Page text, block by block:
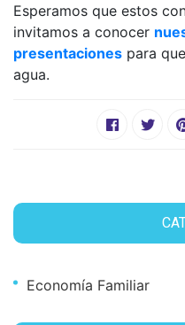
Esperamos que estos
invitamos a conocer
presentaciones para
agua.
Economía Familiar